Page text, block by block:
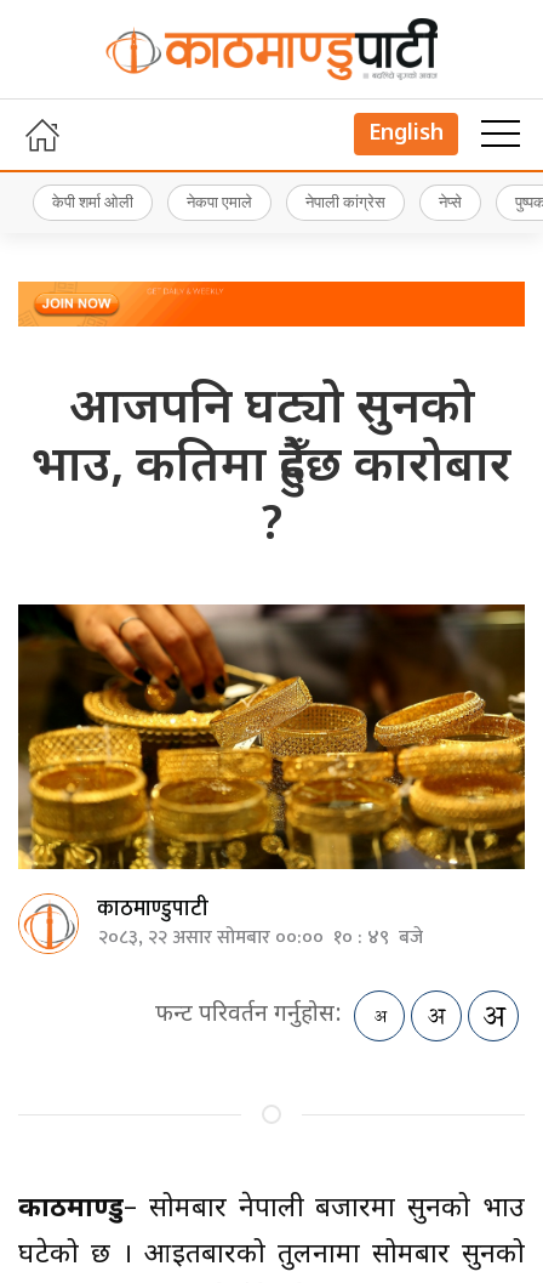
English
केपी शर्मा ओली नेकपा एमाले नेपाली कांग्रेस नेप्से
आजपनि घट्यो सुनको
भाउ, कतिमा हुँदैछ कारोबार
?
काठमाण्डुपाटी
२०८३, २२ असार सोमबार ००:०० १० : ४९ बजे
फन्ट परिवर्तन गर्नुहोस:
काठमाण्डु– सोमबार नेपाली बजारमा सुनको भाउ
घटेको छ । आइतबारको तुलनामा सोमबार सुनको